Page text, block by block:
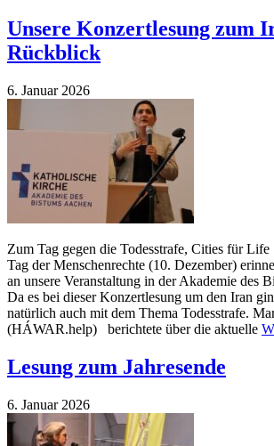
Unsere Konzertlesung zum
Rückblick
6. Januar 2026
Zum Tag gegen die Todesstrafe, Cities für
Tag der Menschenrechte (10. Dezember)
an unsere Veranstaltung in der Akademie des
Da es bei dieser Konzertlesung um den Iran
natürlich auch mit dem Thema Todesstrafe.
(HÁWAR.help) berichtete über die aktuelle
Lesung zum Jahresende
6. Januar 2026